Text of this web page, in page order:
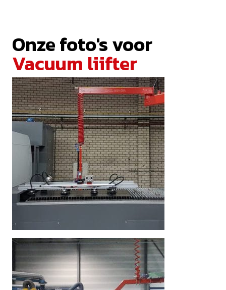
Onze foto's voor
Vacuum liifter